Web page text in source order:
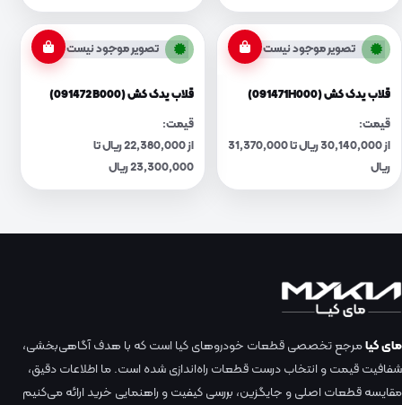
تصویر موجود نیست
قلاب یدک کش (091471H000)
قیمت:
از 30,140,000 ریال تا 31,370,000
ریال
تصویر موجود نیست
قلاب یدک کش (091472B000)
قیمت:
از 22,380,000 ریال تا
23,300,000 ریال
مای کیامرجع تخصصی قطعات خودروهای کیا است که با هدف آگاهی‌بخشی،
شفافیت قیمت و انتخاب درست قطعات راه‌اندازی شده است. ما اطلاعات دقیق،
مقایسه قطعات اصلی و جایگزین، بررسی کیفیت و راهنمایی خرید ارائه می‌کنیم